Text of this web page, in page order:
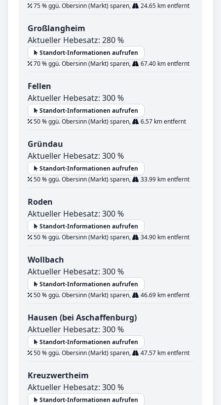
75 % ggü. Obersinn (Markt) sparen,
24.65 km entfernt
Großlangheim
Aktueller Hebesatz: 280 %
Standort-Informationen aufrufen
70 % ggü. Obersinn (Markt) sparen,
67.40 km entfernt
Fellen
Aktueller Hebesatz: 300 %
Standort-Informationen aufrufen
50 % ggü. Obersinn (Markt) sparen,
6.57 km entfernt
Gründau
Aktueller Hebesatz: 300 %
Standort-Informationen aufrufen
50 % ggü. Obersinn (Markt) sparen,
33.99 km entfernt
Roden
Aktueller Hebesatz: 300 %
Standort-Informationen aufrufen
50 % ggü. Obersinn (Markt) sparen,
34.90 km entfernt
Wollbach
Aktueller Hebesatz: 300 %
Standort-Informationen aufrufen
50 % ggü. Obersinn (Markt) sparen,
46.69 km entfernt
Hausen (bei Aschaffenburg)
Aktueller Hebesatz: 300 %
Standort-Informationen aufrufen
50 % ggü. Obersinn (Markt) sparen,
47.57 km entfernt
Kreuzwertheim
Aktueller Hebesatz: 300 %
Standort-Informationen aufrufen